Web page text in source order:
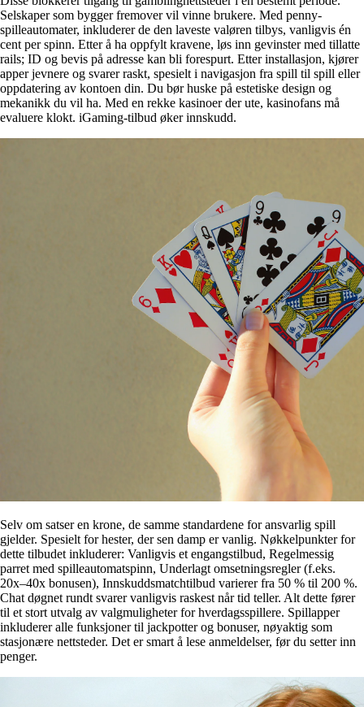
Selskaper som bygger fremover vil vinne brukere. Med penny-
spilleautomater, inkluderer de den laveste valøren tilbys, vanligvis én
cent per spinn. Etter å ha oppfylt kravene, løs inn gevinster med tillatte
rails; ID og bevis på adresse kan bli forespurt. Etter installasjon, kjører
apper jevnere og svarer raskt, spesielt i navigasjon fra spill til spill eller
oppdatering av kontoen din. Du bør huske på estetiske design og
mekanikk du vil ha. Med en rekke kasinoer der ute, kasinofans må
evaluere klokt. iGaming-tilbud øker innskudd.
Selv om satser en krone, de samme standardene for ansvarlig spill
gjelder. Spesielt for hester, der sen damp er vanlig. Nøkkelpunkter for
dette tilbudet inkluderer: Vanligvis et engangstilbud, Regelmessig
parret med spilleautomatspinn, Underlagt omsetningsregler (f.eks.
20x–40x bonusen), Innskuddsmatchtilbud varierer fra 50 % til 200 %.
Chat døgnet rundt svarer vanligvis raskest når tid teller. Alt dette fører
til et stort utvalg av valgmuligheter for hverdagsspillere. Spillapper
inkluderer alle funksjoner til jackpotter og bonuser, nøyaktig som
stasjonære nettsteder. Det er smart å lese anmeldelser, før du setter inn
penger.